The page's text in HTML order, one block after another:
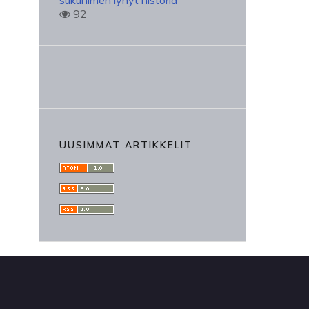
92
UUSIMMAT ARTIKKELIT